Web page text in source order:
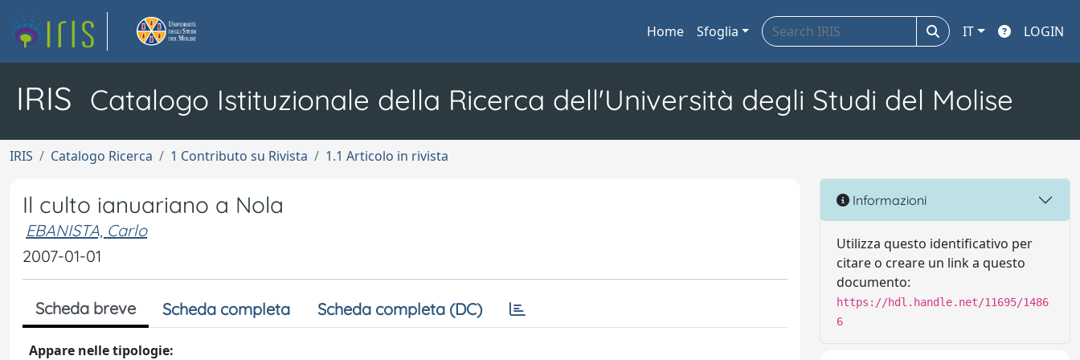
Home Sfoglia IT LOGIN
IRIS Catalogo Istituzionale della Ricerca dell'Università degli Studi del Molise
IRIS Catalogo Ricerca 1 Contributo su Rivista 1.1 Articolo in rivista
Il culto ianuariano a Nola
EBANISTA, Carlo
2007-01-01
Scheda breve Scheda completa Scheda completa (DC)
Appare nelle tipologie:
Informazioni
Utilizza questo identificativo per
citare o creare un link a questo
documento:
https://hdl.handle.net/11695/1486
6